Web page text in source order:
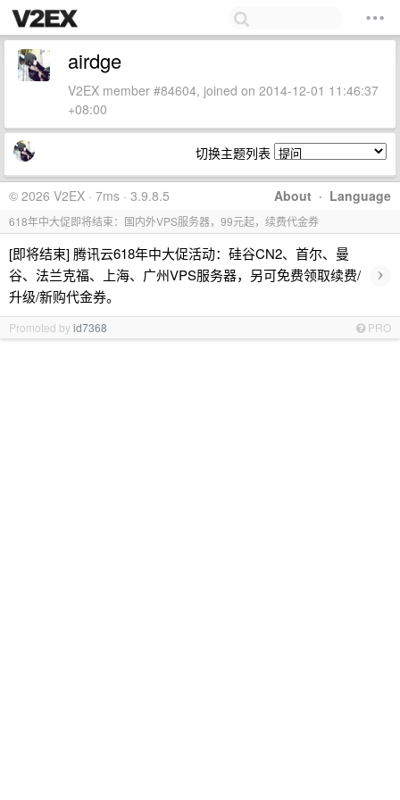
airdge
V2EX member #84604, joined on 2014-12-01 11:46:37
+08:00
切换主题列表
About · Language
© 2026 V2EX · 7ms · 3.9.8.5
618年中大促即将结束：国内外VPS服务器，99元起，续费代金券
[即将结束] 腾讯云618年中大促活动：硅谷CN2、首尔、曼
谷、法兰克福、上海、广州VPS服务器，另可免费领取续费/
升级/新购代金券。
›
Promoted byid7368 PRO